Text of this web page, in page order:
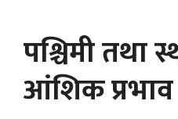
पश्चिमी तथा
आंशिक प्रभाव